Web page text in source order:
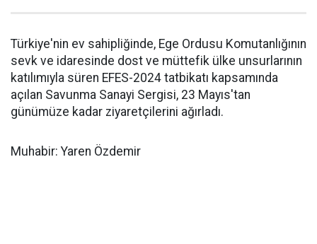
Türkiye'nin ev sahipliğinde, Ege Ordusu Komutanlığının
sevk ve idaresinde dost ve müttefik ülke unsurlarının
katılımıyla süren EFES-2024 tatbikatı kapsamında
açılan Savunma Sanayi Sergisi, 23 Mayıs'tan
günümüze kadar ziyaretçilerini ağırladı.
Muhabir: Yaren Özdemir